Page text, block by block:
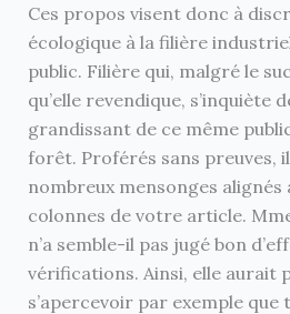
Ces propos visent donc à
écologique à la filière
public. Filière qui, malgré le
qu’elle revendique, s’inquiète
grandissant de ce même
forêt. Proférés sans preuves,
nombreux mensonges alignés
colonnes de votre article.
n’a semble-il pas jugé bon
vérifications. Ainsi, elle aurait
s’apercevoir par exemple que